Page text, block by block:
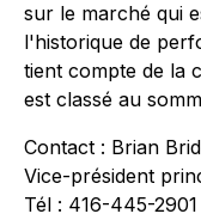
sur le marché qui
l'historique de
tient compte de la
est classé au
Contact : Brian
Vice-président
Tél : 416-445-2901